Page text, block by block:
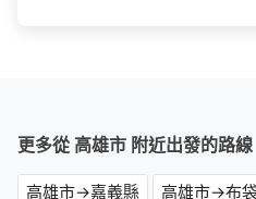
更多從 高雄市 附近出發的路線
高雄市→嘉義縣
高雄市→布